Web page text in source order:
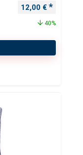
Ursprünglicher
12,00 €
40%